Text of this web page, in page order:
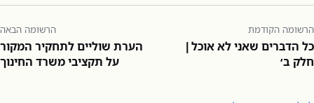
הרשומה הקודמת
כל הדברים שאני לא אוכל |
חלק ב׳
הרשומה הבאה
הערת שוליים לתחקיר המקור
על תקציבי משרד החינוך